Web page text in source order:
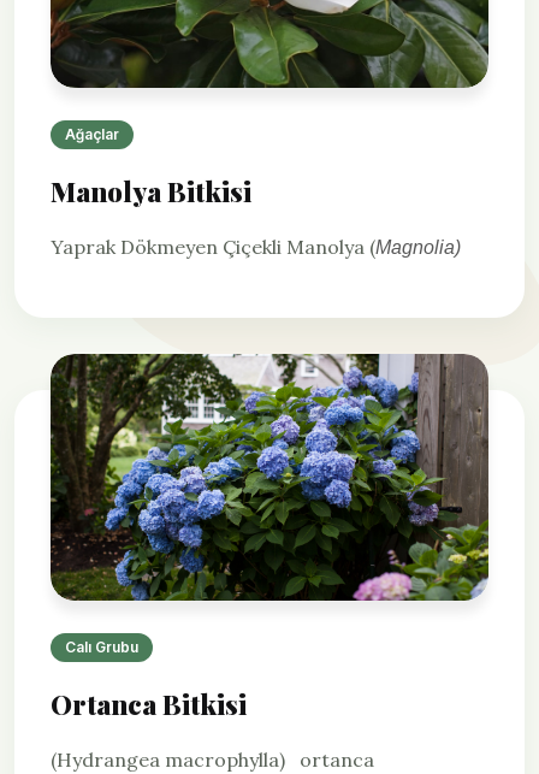
Ağaçlar
Manolya Bitkisi
Yaprak Dökmeyen Çiçekli Manolya (Magnolia)
Calı Grubu
Ortanca Bitkisi
(Hydrangea macrophylla) ortanca